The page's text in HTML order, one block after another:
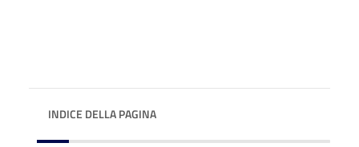
INDICE DELLA PAGINA